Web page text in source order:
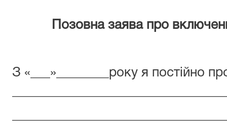
Позовна заява про
З «___»________року я постійно